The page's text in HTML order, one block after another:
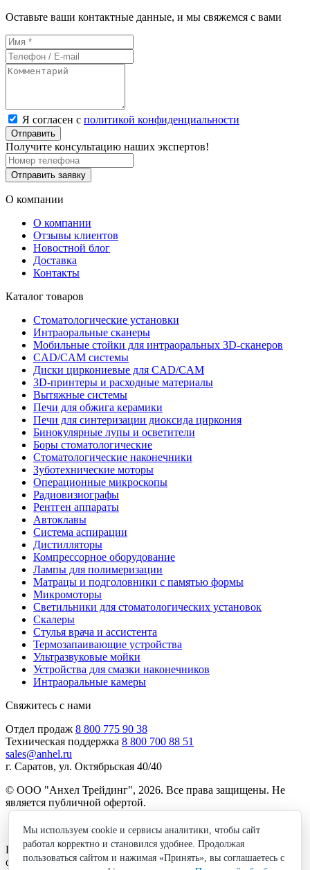
Оставьте ваши контактные данные, и мы свяжемся с вами
Я согласен с политикой конфиденциальности
Отправить
Получите консультацию наших экспертов!
Отправить заявку
О компании
О компании
Отзывы клиентов
Новостной блог
Доставка
Контакты
Каталог товаров
Стоматологические установки
Интраоральные сканеры
Мобильные стойки для интраоральных 3D-сканеров
CAD/CAM системы
Диски циркониевые для CAD/CAM
3D-принтеры и расходные материалы
Вытяжные системы
Печи для обжига керамики
Печи для синтеризации диоксида циркония
Бинокулярные лупы и осветители
Боры стоматологические
Стоматологические наконечники
Зуботехнические моторы
Операционные микроскопы
Радиовизиографы
Рентген аппараты
Автоклавы
Система аспирации
Дистилляторы
Компрессорное оборудование
Лампы для полимеризации
Матрацы и подголовники с памятью формы
Микромоторы
Светильники для стоматологических установок
Скалеры
Стулья врача и ассистента
Термозапаивающие устройства
Ультразвуковые мойки
Устройства для смазки наконечников
Интраоральные камеры
Свяжитесь с нами
Отдел продаж 8 800 775 90 38
Техническая поддержка 8 800 700 88 51
sales@anhel.ru
г. Саратов, ул. Октябрьская 40/40
© ООО "Анхел Трейдинг", 2026. Все права защищены. Не
является публичной офертой.
Политика обработки персональных данных
Получите бесплатную консультацию по подбору
оборудования!
Мы используем cookie и сервисы аналитики, чтобы сайт
работал корректно и становился удобнее. Продолжая
пользоваться сайтом и нажимая «Принять», вы соглашаетесь с